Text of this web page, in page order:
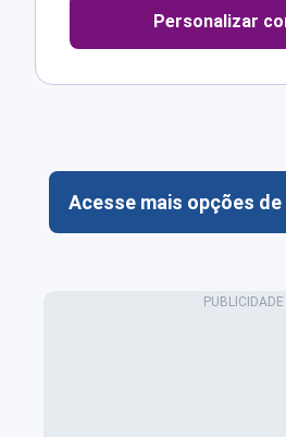
Personalizar
Acesse mais opções